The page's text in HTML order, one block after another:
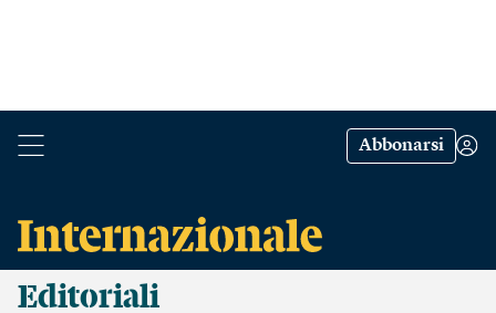
Abbonarsi
Editoriali